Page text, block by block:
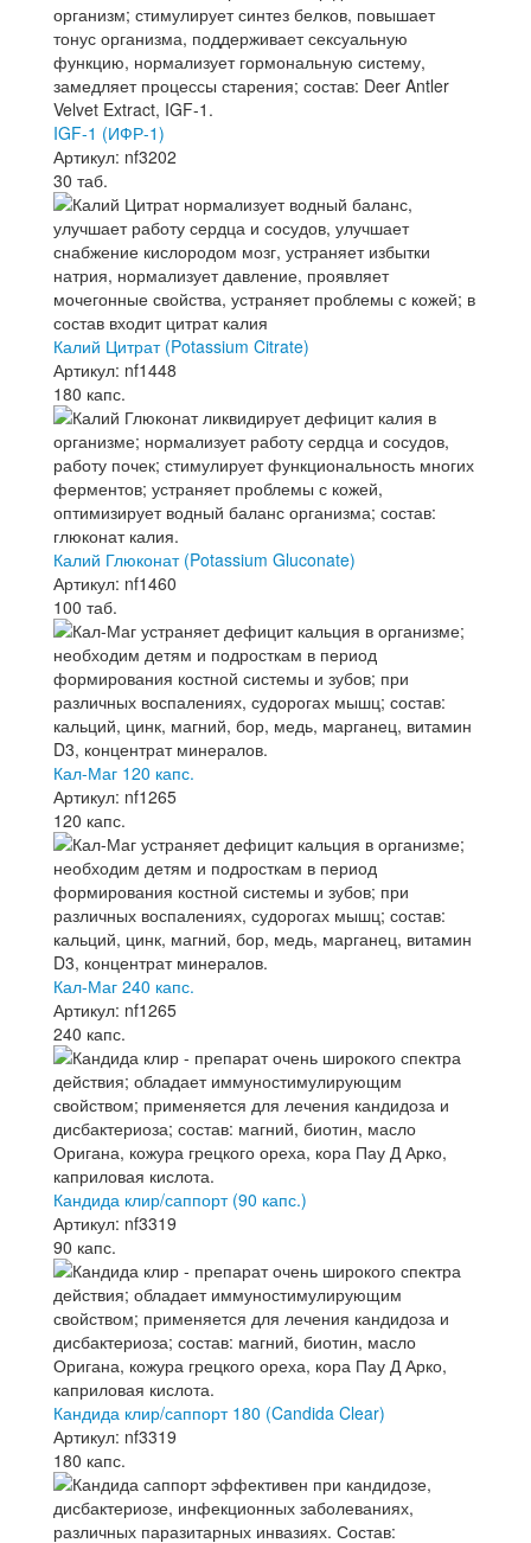
IGF-1 (ИФР-1)
Артикул: nf3202
30 таб.
Калий Цитрат (Potassium Citrate)
Артикул: nf1448
180 капс.
Калий Глюконат (Potassium Gluconate)
Артикул: nf1460
100 таб.
Кал-Маг 120 капс.
Артикул: nf1265
120 капс.
Кал-Маг 240 капс.
Артикул: nf1265
240 капс.
Кандида клир/саппорт (90 капс.)
Артикул: nf3319
90 капс.
Кандида клир/саппорт 180 (Candida Clear)
Артикул: nf3319
180 капс.